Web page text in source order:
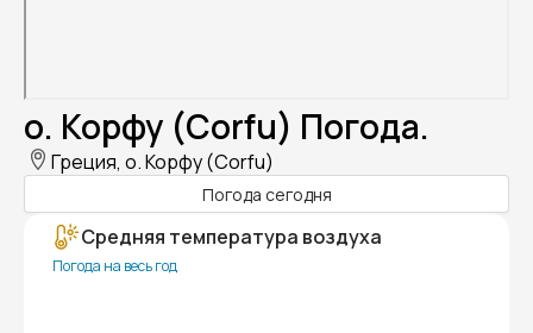
о. Корфу (Corfu) Погода.
Греция, о. Корфу (Corfu)
Погода сегодня
Средняя температура воздуха
Погода на весь год